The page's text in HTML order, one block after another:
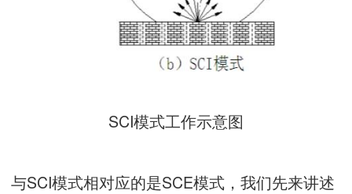
SCI模式工作示意图
与SCI模式相对应的是SCE模式，我们先来讲述